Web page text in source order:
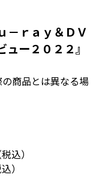
－ｒａｙ＆ＤＶ
ー２０２２』
商品とは異なる場
込）
）